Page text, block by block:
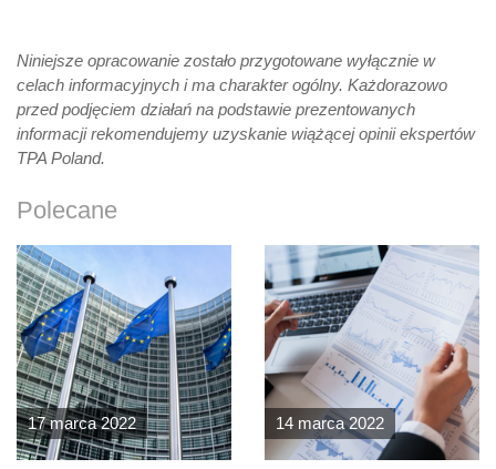
Niniejsze opracowanie zostało przygotowane wyłącznie w
celach informacyjnych i ma charakter ogólny. Każdorazowo
przed podjęciem działań na podstawie prezentowanych
informacji rekomendujemy uzyskanie wiążącej opinii ekspertów
TPA Poland.
Polecane
17 marca 2022 14 marca 2022